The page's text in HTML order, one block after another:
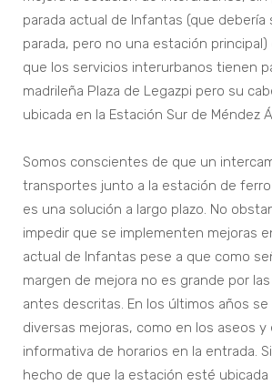
parada actual de Infantas (que debería
parada, pero no una estación
que los servicios interurbanos tienen
madrileña Plaza de Legazpi pero su
ubicada en la Estación Sur de Méndez
Somos conscientes de que un
transportes junto a la estación de
es una solución a largo plazo. No
impedir que se implementen mejoras
actual de Infantas pese a que como
margen de mejora no es grande por
antes descritas. En los últimos años
diversas mejoras, como en los aseos y
informativa de horarios en la entrada.
hecho de que la estación esté ubicada